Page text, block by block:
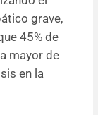
grave,
45% de
mayor de
en la